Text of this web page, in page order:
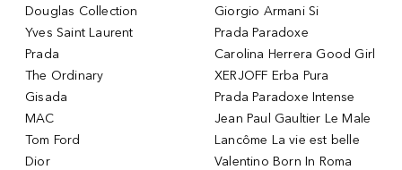
Douglas Collection
Yves Saint Laurent
Prada
The Ordinary
Gisada
MAC
Tom Ford
Dior
Giorgio Armani Si
Prada Paradoxe
Carolina Herrera Good Girl
XERJOFF Erba Pura
Prada Paradoxe Intense
Jean Paul Gaultier Le Male
Lancôme La vie est belle
Valentino Born In Roma